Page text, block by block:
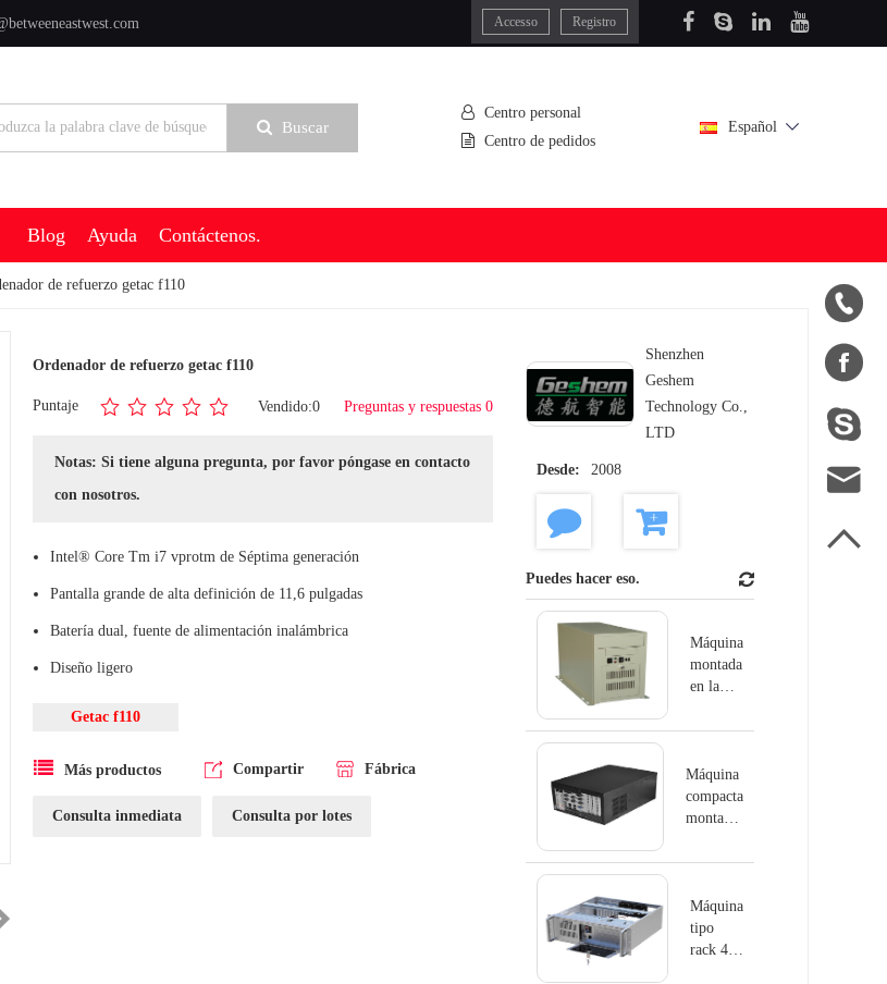
Accesso Registro





Buscar
Centro personal
Centro de pedidos
Español
Blog Ayuda Contáctenos.
de refuerzo getac f110
Ordenador de refuerzo getac f110
Puntaje Vendido:0 Preguntas y respuestas 0
Notas: Si tiene alguna pregunta, por favor póngase en contacto
con nosotros.
Intel® Core Tm i7 vprotm de Séptima generación
Pantalla grande de alta definición de 11,6 pulgadas
Batería dual, fuente de alimentación inalámbrica
Diseño ligero
Getac f110
Más productos Compartir Fábrica
Consulta inmediata Consulta por lotes
Shenzhen
Geshem
Technology Co.,
LTD
Desde: 2008
Puedes hacer eso.
Máquina
montada
en la
IPC -
Máquina
compacta
montada
pared
gs6804k
Máquina
tipo
rack 4u